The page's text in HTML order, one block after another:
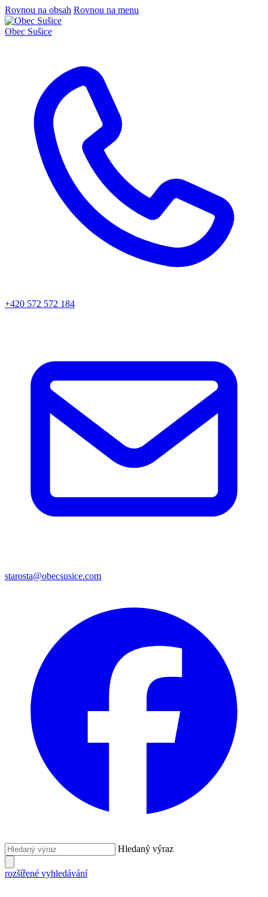
Rovnou na obsah Rovnou na menu
Obec Sušice
+420 572 572 184
starosta@obecsusice.com
Hledaný výraz
rozšířené vyhledávání